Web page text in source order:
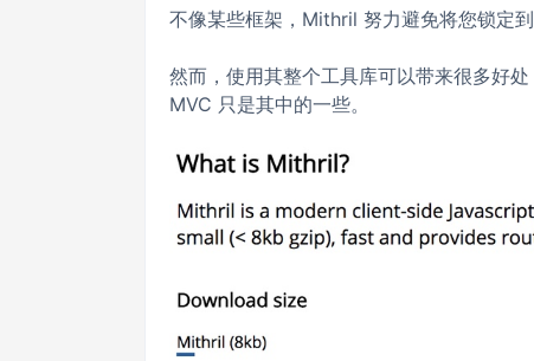
不像某些框架，Mithril 努力避免将您锁定
然而，使用其整个工具库可以带来很多好
MVC 只是其中的一些。